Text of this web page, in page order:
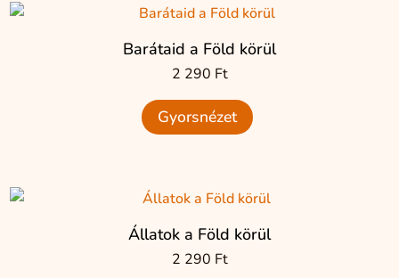
Barátaid a Föld körül
2 290 Ft
Gyorsnézet
Állatok a Föld körül
2 290 Ft